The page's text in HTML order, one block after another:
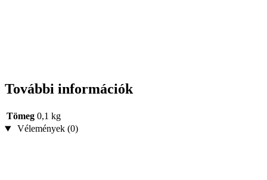
További információk
Tömeg 0,1 kg
Vélemények (0)